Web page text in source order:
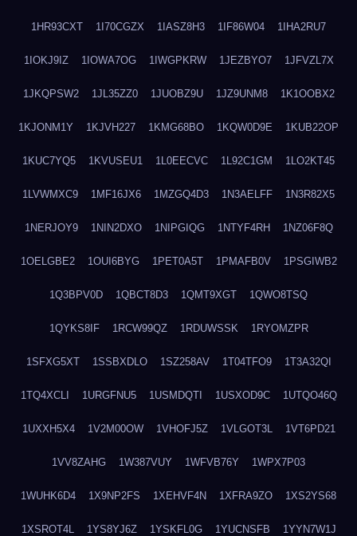
1HR93CXT 1I70CGZX 1IASZ8H3 1IF86W04 1IHA2RU7
1IOKJ9IZ 1IOWA7OG 1IWGPKRW 1JEZBYO7 1JFVZL7X
1JKQPSW2 1JL35ZZ0 1JUOBZ9U 1JZ9UNM8 1K1OOBX2
1KJONM1Y 1KJVH227 1KMG68BO 1KQW0D9E 1KUB22OP
1KUC7YQ5 1KVUSEU1 1L0EECVC 1L92C1GM 1LO2KT45
1LVWMXC9 1MF16JX6 1MZGQ4D3 1N3AELFF 1N3R82X5
1NERJOY9 1NIN2DXO 1NIPGIQG 1NTYF4RH 1NZ06F8Q
1OELGBE2 1OUI6BYG 1PET0A5T 1PMAFB0V 1PSGIWB2
1Q3BPV0D 1QBCT8D3 1QMT9XGT 1QWO8TSQ
1QYKS8IF 1RCW99QZ 1RDUWSSK 1RYOMZPR
1SFXG5XT 1SSBXDLO 1SZ258AV 1T04TFO9 1T3A32QI
1TQ4XCLI 1URGFNU5 1USMDQTI 1USXOD9C 1UTQO46Q
1UXXH5X4 1V2M00OW 1VHOFJ5Z 1VLGOT3L 1VT6PD21
1VV8ZAHG 1W387VUY 1WFVB76Y 1WPX7P03
1WUHK6D4 1X9NP2FS 1XEHVF4N 1XFRA9ZO 1XS2YS68
1XSROT4L 1YS8YJ6Z 1YSKFL0G 1YUCNSFB 1YYN7W1J